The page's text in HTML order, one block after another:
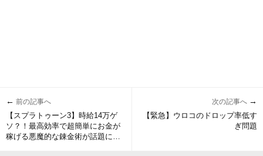
← 前の記事へ
【スプラトゥーン3】時給14万ゲ
ソ？！最高効率で超簡単にお金が
稼げる悪魔的な錬金術が話題に！
次の記事へ →
【緊急】ウロコのドロップ率低す
ぎ問題